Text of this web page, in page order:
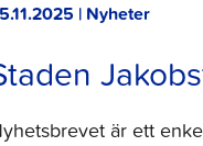
| Nyheter
är ett